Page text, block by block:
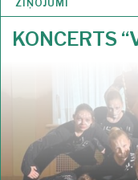
ZIŅOJUMI
KONCERTS
17 JŪL 2023